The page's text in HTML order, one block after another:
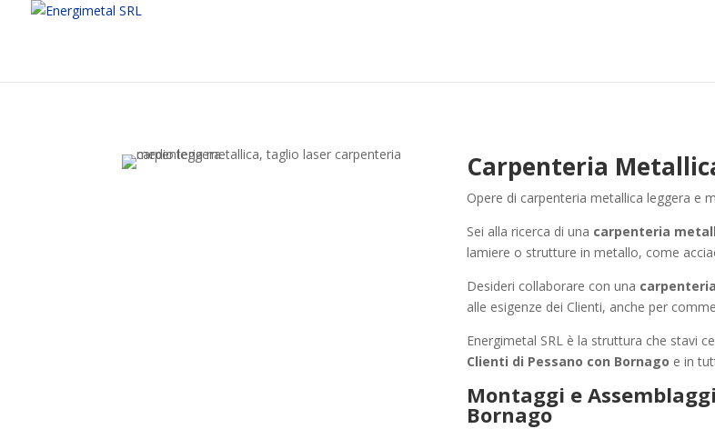
Carpenteria
Opere di carpenteria metallica leggera e
Sei alla ricerca di una carpenteria
lamiere o strutture in metallo, come
Desideri collaborare con una
alle esigenze dei Clienti, anche per
Energimetal SRL è la struttura che stavi
Clienti di Pessano con Bornago e in
Montaggi e
Bornago